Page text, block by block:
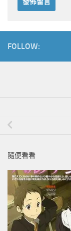
FOLLOW:
隨便看看